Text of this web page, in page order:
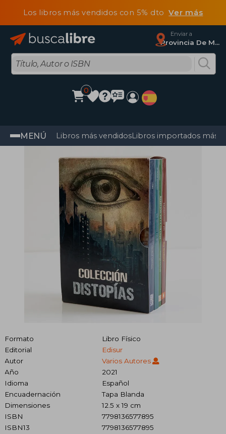
Los libros más vendidos con 5% dtoVer más
Enviar a
Provincia De Madrid
0
MENÚ Libros más vendidosLibros importados más
Formato
Libro Físico
Editorial
Edisur
Autor
Varios Autores
Año
2021
Idioma
Español
Encuadernación
Tapa Blanda
Dimensiones
12.5 x 19 cm
ISBN
7798136577895
ISBN13
7798136577895